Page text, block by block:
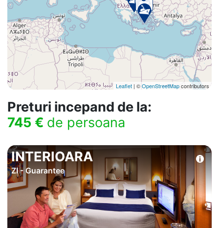
Leaflet | ©OpenStreetMapcontributors
Preturi incepand de la:
745 € de persoana
INTERIOARA
ZI - Guarantee